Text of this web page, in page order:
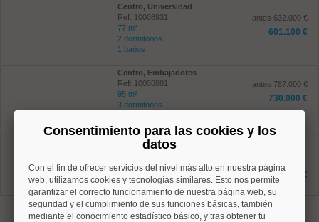
Centro, Universidad
Ref: 10008931
77 m²
2 dormitorios
1 baños
antes 632.000 €
601.100 €
Centro, Embajadores
Ref: 10008881
95 m²
3 dormitorios
antes 787.000 €
730.000 €
Arganzuela, Palos de Moguer
Ref: 10008859
6 dormitorios
6 baños
1.089.000 €
anterior 1 2
Consentimiento para las cookies y los
datos
Con el fin de ofrecer servicios del nivel más alto en nuestra página
web, utilizamos cookies y tecnologías similares. Esto nos permite
garantizar el correcto funcionamiento de nuestra página web, su
seguridad y el cumplimiento de sus funciones básicas, también
mediante el conocimiento estadístico básico, y tras obtener tu